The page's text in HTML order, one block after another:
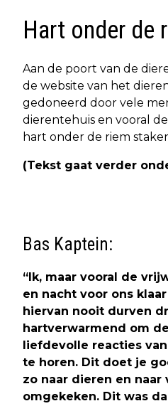
Hart onder de
Aan de poort van de
de website van het
gedoneerd door vele
dierentehuis en vooral
hart onder de riem
(Tekst gaat verder
Bas Kaptein:
“Ik, maar vooral de
en nacht voor ons
hiervan nooit durven
hartverwarmend om
liefdevolle reacties
te horen. Dit doet je
zo naar dieren en
omgekeken. Dit was